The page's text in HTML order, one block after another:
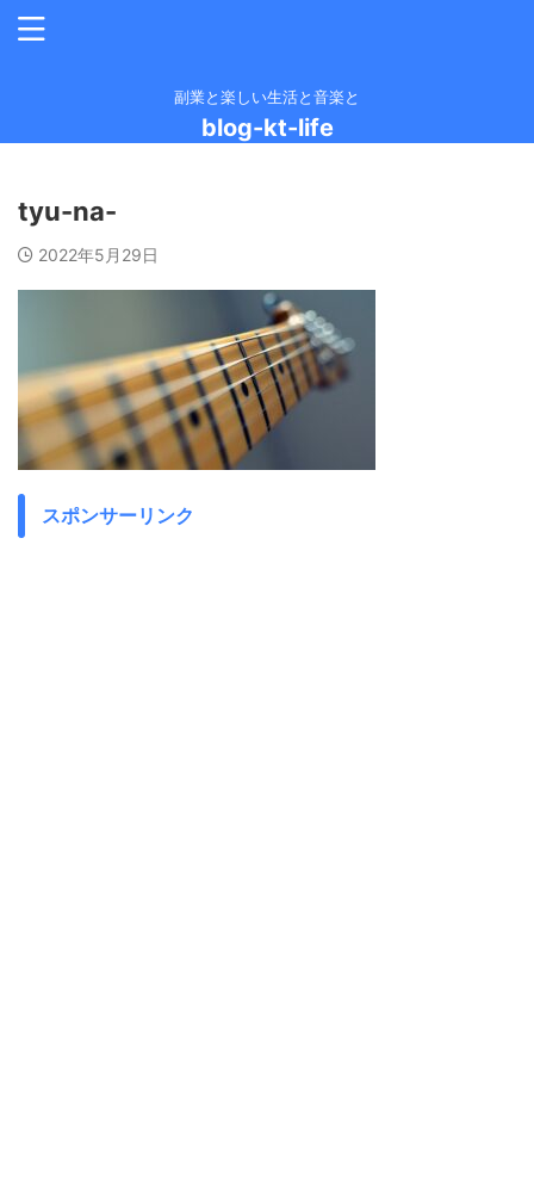
副業と楽しい生活と音楽と
blog-kt-life
tyu-na-
2022年5月29日
スポンサーリンク